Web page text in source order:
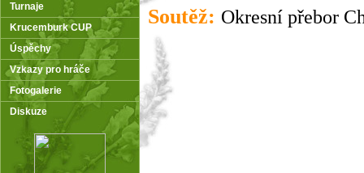
Turnaje
Krucemburk CUP
Úspěchy
Vzkazy pro hráče
Fotogalerie
Diskuze
Soutěž: Okresní přebor